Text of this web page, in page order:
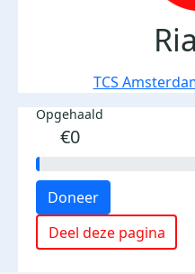
TCS
Opgehaald
€0
Doneer
Deel deze pagina